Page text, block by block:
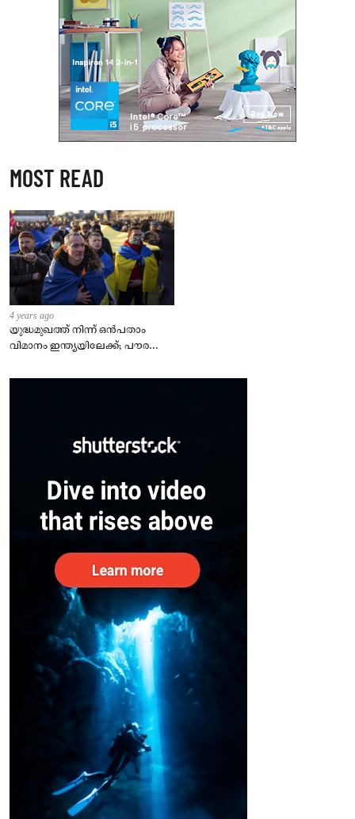
MOST READ
4 years ago
യുദ്ധമുഖത്ത് നിന്ന് ഒൻപതാം
വിമാനം ഇന്ത്യയിലേക്ക്; പൗരന്മാർ
– കേന്ദ്രം